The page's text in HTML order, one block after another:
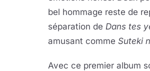
bel hommage reste de
séparation de Dans tes
amusant comme Suteki
Avec ce premier album